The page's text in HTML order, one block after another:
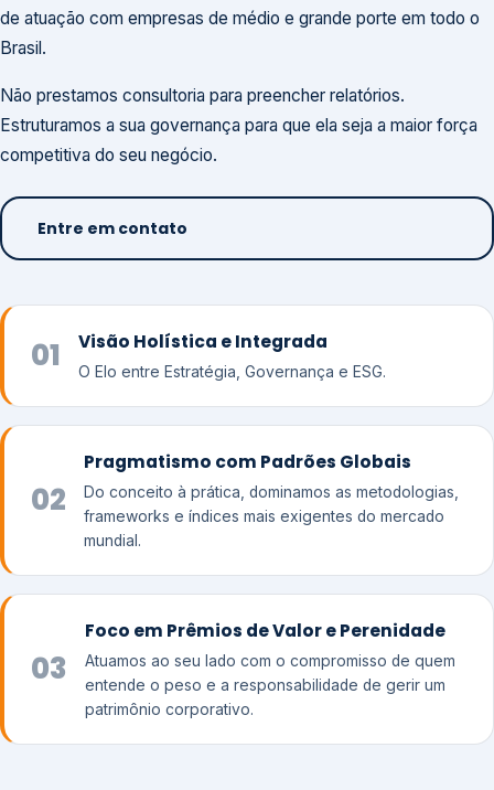
de atuação com empresas de médio e grande porte em todo o
Brasil.
Não prestamos consultoria para preencher relatórios.
Estruturamos a sua governança para que ela seja a maior força
competitiva do seu negócio.
Entre em contato
01 Visão Holística e Integrada
O Elo entre Estratégia, Governança e ESG.
02
Pragmatismo com Padrões Globais
Do conceito à prática, dominamos as metodologias,
frameworks e índices mais exigentes do mercado
mundial.
03
Foco em Prêmios de Valor e Perenidade
Atuamos ao seu lado com o compromisso de quem
entende o peso e a responsabilidade de gerir um
patrimônio corporativo.